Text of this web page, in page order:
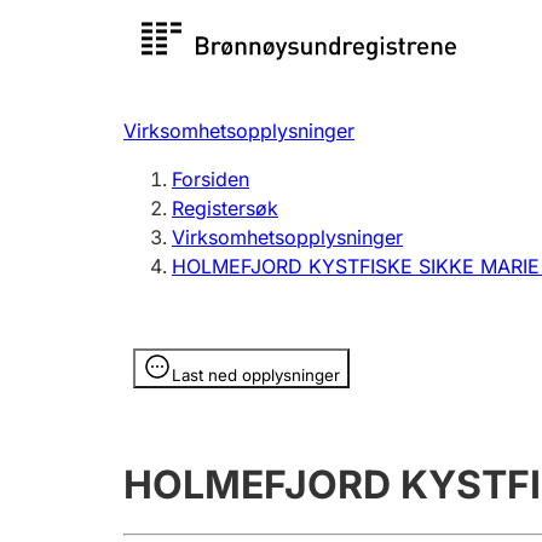
Registersøk
Registrere, endre, slette
Virksomhetsopplysninger
Forsiden
Registersøk
Virksomhetsopplysninger
HOLMEFJORD KYSTFISKE SIKKE
Last ned opplysninger
Opplysninger er skjult
HOLMEFJORD